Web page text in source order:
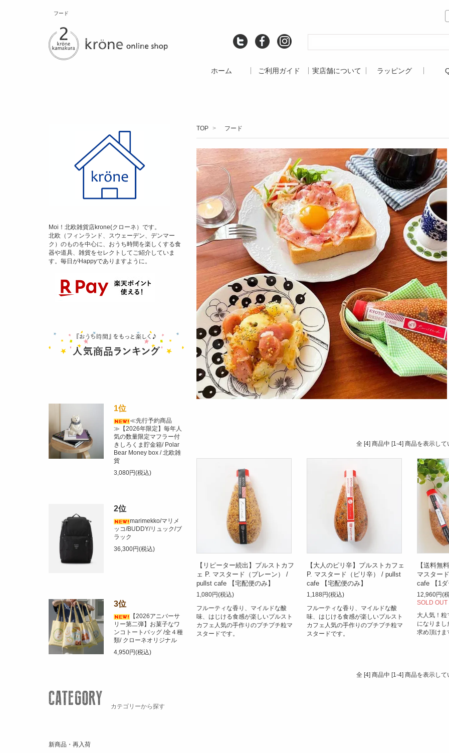
フード
ホーム ご利用ガイド 実店舗について ラッピング
TOP > フード
全 [4] 商品中 [1-4] 商品を表示して
【リピーター続出】プルストカフ
ェ P. マスタード（プレーン） /
pullst cafe 【宅配便のみ】
1,080円(税込)
フルーティな香り、マイルドな酸
味、はじける食感が楽しいプルスト
カフェ人気の手作りのプチプチ粒マ
スタードです。
【大人のピリ辛】プルストカフェ
P. マスタード（ピリ辛） / pullst
cafe 【宅配便のみ】
1,188円(税込)
フルーティな香り、マイルドな酸
味、はじける食感が楽しいプルスト
カフェ人気の手作りのプチプチ粒マ
スタードです。
【送料無
マスター
cafe 【1
12,960円(
SOLD OUT
大人気！
になりまし
求め頂けま
全 [4] 商品中 [1-4] 商品を表示して
Moi！北欧雑貨店krone(クローネ）です。
北欧（フィンランド、スウェーデン、デンマー
ク）のものを中心に、おうち時間を楽しくする食
器や道具、雑貨をセレクトしてご紹介していま
す。毎日がHappyでありますように。
1位
≪先行予約商品
≫【2026年限定】毎年人
気の数量限定マフラー付
きしろくま貯金箱/ Polar
Bear Money box / 北欧雑
貨
3,080円(税込)
2位
marimekko/マリメ
ッコ/BUDDY/リュック/ブ
ラック
36,300円(税込)
3位
【2026アニバーサ
リー第二弾】お菓子なワ
ンコトートバッグ /全４種
類/ クローネオリジナル
4,950円(税込)
カテゴリーから探す
新商品・再入荷